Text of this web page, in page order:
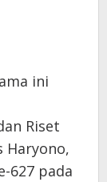
ini
Riset
Haryono,
627 pada